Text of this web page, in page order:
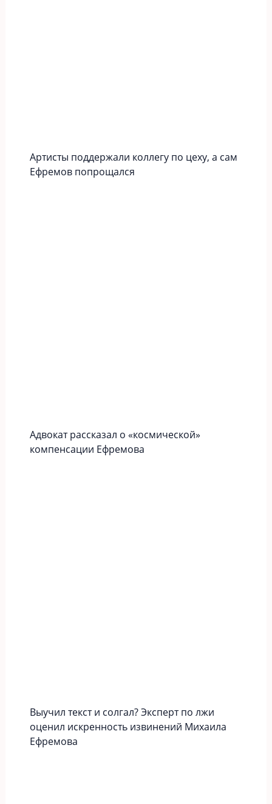
Артисты поддержали коллегу по цеху, а сам
Ефремов попрощался
Адвокат рассказал о «космической»
компенсации Ефремова
Выучил текст и солгал? Эксперт по лжи
оценил искренность извинений Михаила
Ефремова